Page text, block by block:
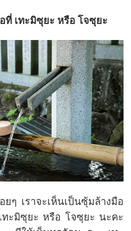
ที่ เทะมิซุยะ หรือ โจซุยะ
ยๆ เราจะเห็นเป็นซุ้มล้างมือ
ทะมิซุยะ หรือ โจซุยะ นะคะ